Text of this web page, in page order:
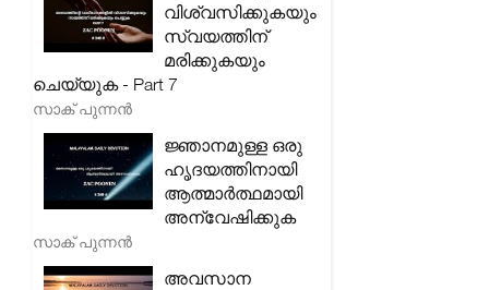
വിശ്വസിക്കുകയും
സ്വയത്തിന്
മരിക്കുകയും
ചെയ്യുക - Part 7
സാക് പുന്നൻ
ജ്ഞാനമുള്ള ഒരു
ഹൃദയത്തിനായി
ആത്മാർത്ഥമായി
അന്വേഷിക്കുക
സാക് പുന്നൻ
അവസാന